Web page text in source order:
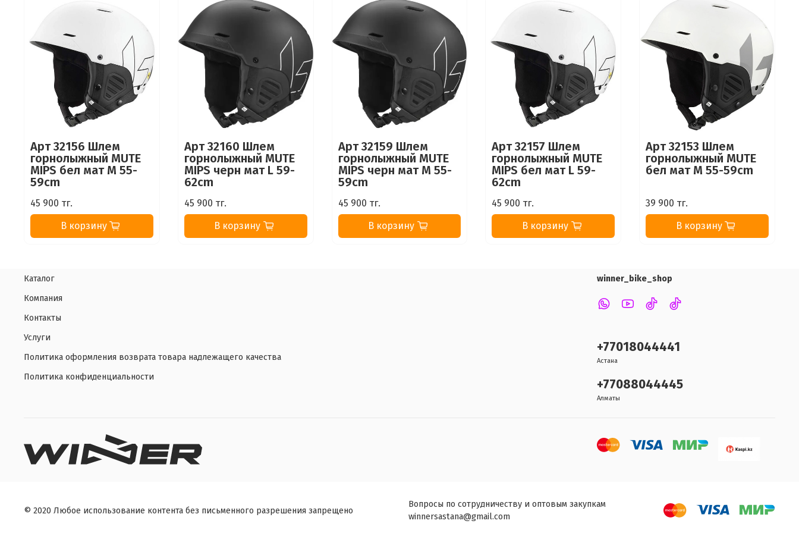
Арт 32156 Шлем
горнолыжный MUTE
MIPS бел мат M 55-
59cm
45 900 тг.
В корзину
Арт 32160 Шлем
горнолыжный MUTE
MIPS черн мат L 59-
62cm
45 900 тг.
В корзину
Арт 32159 Шлем
горнолыжный MUTE
MIPS черн мат M 55-
59cm
45 900 тг.
В корзину
Арт 32157 Шлем
горнолыжный MUTE
MIPS бел мат L 59-
62cm
45 900 тг.
В корзину
Арт 32153 Шлем
горнолыжный MUTE
бел мат M 55-59cm
39 900 тг.
В корзину
Каталог
Компания
Контакты
Услуги
Политика оформления возврата товара надлежащего качества
Политика конфиденциальности
winner_bike_shop
+77018044441
Астана
+77088044445
Алматы
© 2020 Любое использование контента без письменного разрешения запрещено
Вопросы по сотрудничеству и оптовым закупкам
winnersastana@gmail.com